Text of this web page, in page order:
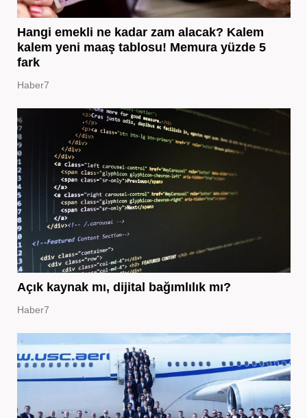
Hangi emekli ne kadar zam alacak? Kalem
kalem yeni maaş tablosu! Memura yüzde 5
fark
Haber7
Açık kaynak mı, dijital bağımlılık mı?
Haber7